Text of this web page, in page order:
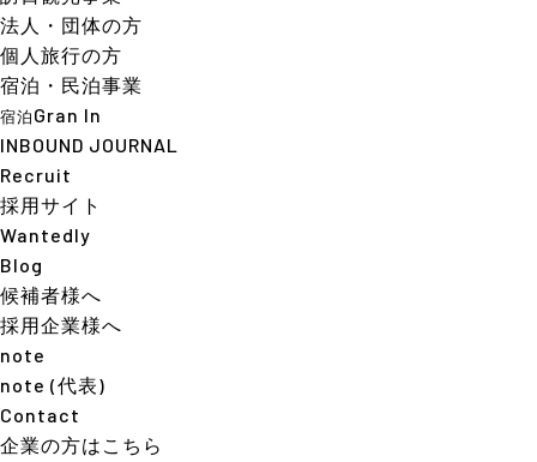
法人・団体の方
個人旅行の方
宿泊・民泊事業
宿泊Gran In
INBOUND JOURNAL
Recruit
採用サイト
Wantedly
Blog
候補者様へ
採用企業様へ
note
note (代表)
Contact
企業の方はこちら